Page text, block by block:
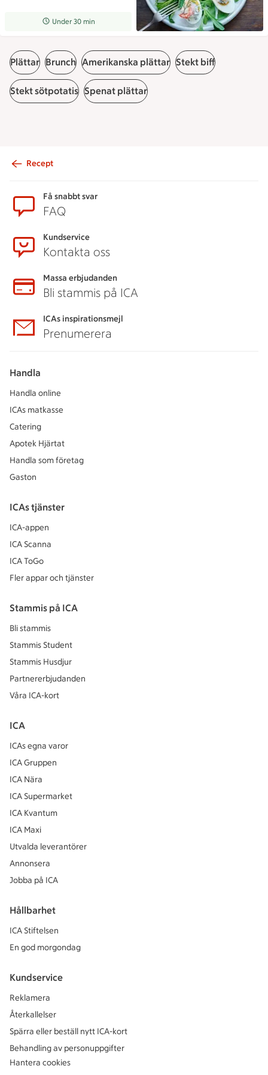
Receptet tar Under 30 min att tillaga
Under 30 min
Plättar Brunch Amerikanska plättar Stekt biff
Stekt sötpotatis Spenat plättar
Recept
Få snabbt svar
FAQ
Kundservice
Kontakta oss
Massa erbjudanden
Bli stammis på ICA
ICAs inspirationsmejl
Prenumerera
Handla
Handla online
ICAs matkasse
Catering
Apotek Hjärtat
Handla som företag
Gaston
ICAs tjänster
ICA-appen
ICA Scanna
ICA ToGo
Fler appar och tjänster
Stammis på ICA
Bli stammis
Stammis Student
Stammis Husdjur
Partnererbjudanden
Våra ICA-kort
ICA
ICAs egna varor
ICA Gruppen
ICA Nära
ICA Supermarket
ICA Kvantum
ICA Maxi
Utvalda leverantörer
Annonsera
Jobba på ICA
Hållbarhet
ICA Stiftelsen
En god morgondag
Kundservice
Reklamera
Återkallelser
Spärra eller beställ nytt ICA-kort
Behandling av personuppgifter
Hantera cookies